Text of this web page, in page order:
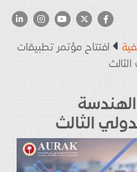
افتتاح مؤتمر تطبيقات
الثالث